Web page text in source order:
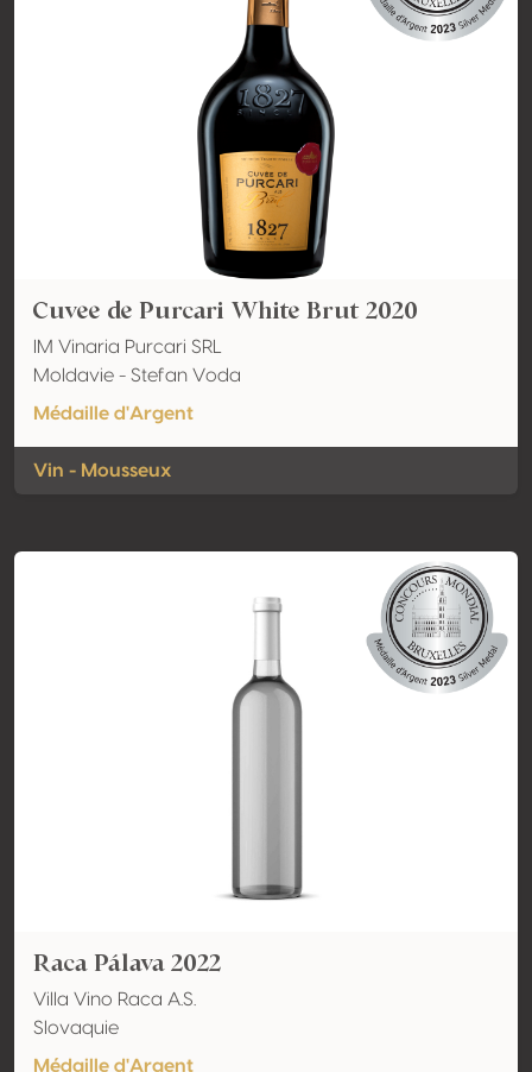
Cuvee de Purcari White Brut 2020
IM Vinaria Purcari SRL
Moldavie - Stefan Voda
Médaille d'Argent
Vin - Mousseux
Raca Pálava 2022
Villa Vino Raca A.S.
Slovaquie
Médaille d'Argent